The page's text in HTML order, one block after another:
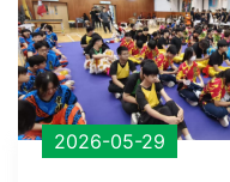
2026-05-29